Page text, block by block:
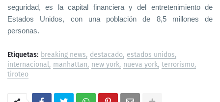
seguridad, es la capital financiera y del entretenimiento de
Estados Unidos, con una población de 8,5 millones de
personas.
Etiquetas: breaking news destacado estados unidos
internacional manhattan new york nueva york terrorismo
tiroteo